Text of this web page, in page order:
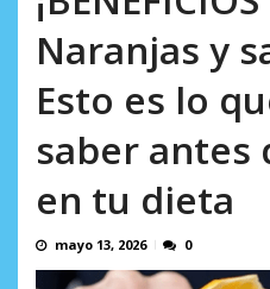
Naranjas y
Esto es lo
saber antes
en tu dieta
mayo 13, 2026 0